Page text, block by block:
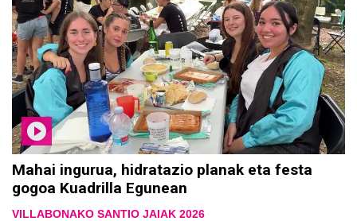
Mahai ingurua, hidratazio planak eta festa
gogoa Kuadrilla Egunean
VILLABONAKO SANTIO JAIAK 2026